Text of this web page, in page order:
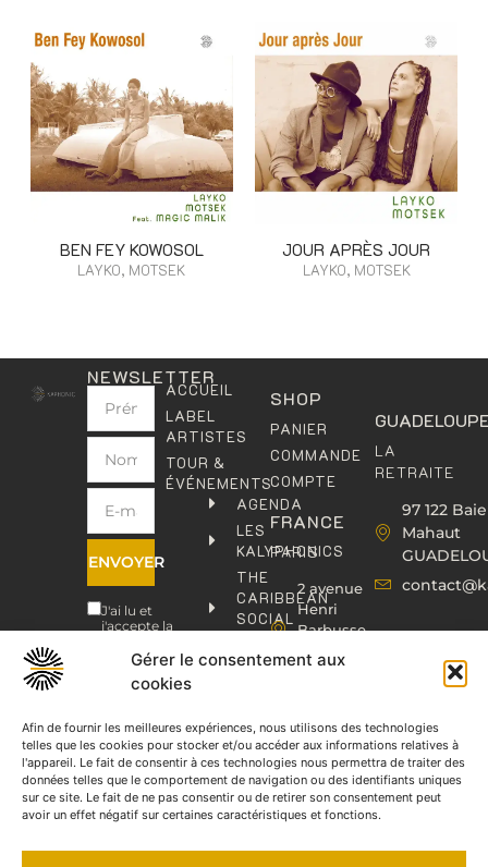
Gérer le consentement aux
cookies
Afin de fournir les meilleures expériences, nous utilisons des technologies
telles que les cookies pour stocker et/ou accéder aux informations relatives à
l'appareil. Le fait de consentir à ces technologies nous permettra de traiter des
données telles que le comportement de navigation ou des identifiants uniques
sur ce site. Le fait de ne pas consentir ou de retirer son consentement peut
avoir un effet négatif sur certaines caractéristiques et fonctions.
BEN FEY KOWOSOL
LAYKO, MOTSEK
JOUR APRÈS JOUR
LAYKO, MOTSEK
NEWSLETTER
ENVOYER
J'ai lu et
j'accepte la
confidentialité
ACCUEIL
LABEL
ARTISTES
TOUR &
ÉVÉNEMENTS
AGENDA
LES
KALYPHONICS
THE
CARIBBEAN
SOCIAL
KAFOLAB
ÉDITION
CONTACT
FRANCE
PARIS
2 avenue
Henri
Barbusse,
93000
BOBIGNY
06
76
46
08
60
77
SHOP
PANIER
COMMANDE
COMPTE
LA
RETRAITE
97 122 Baie
Mahaut